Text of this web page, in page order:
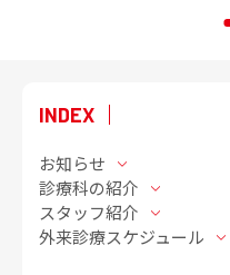
入院
健診･人間ドック
お知らせ
診療科の紹介
スタッフ紹介
外来診療スケジュール